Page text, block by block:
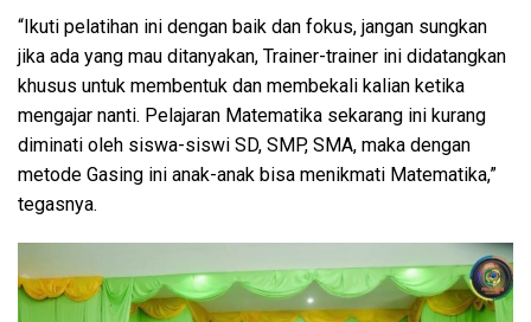
“Ikuti pelatihan ini dengan baik dan fokus, jangan sungkan
jika ada yang mau ditanyakan, Trainer-trainer ini didatangkan
khusus untuk membentuk dan membekali kalian ketika
mengajar nanti. Pelajaran Matematika sekarang ini kurang
diminati oleh siswa-siswi SD, SMP, SMA, maka dengan
metode Gasing ini anak-anak bisa menikmati Matematika,”
tegasnya.